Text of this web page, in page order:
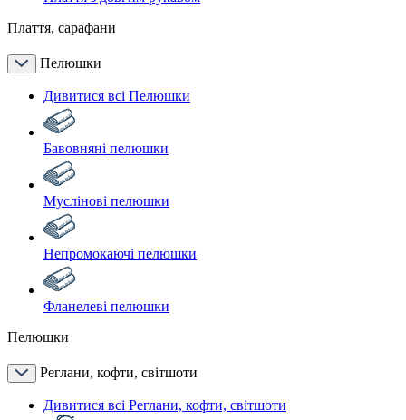
Плаття, сарафани
Пелюшки
Дивитися всі Пелюшки
Бавовняні пелюшки
Муслінові пелюшки
Непромокаючі пелюшки
Фланелеві пелюшки
Пелюшки
Реглани, кофти, світшоти
Дивитися всі Реглани, кофти, світшоти